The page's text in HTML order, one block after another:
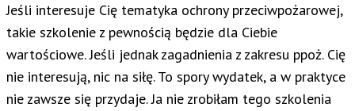
Jeśli interesuje Cię tematyka ochrony przeciwpożarowej,
takie szkolenie z pewnością będzie dla Ciebie
wartościowe. Jeśli jednak zagadnienia z zakresu ppoż. Cię
nie interesują, nic na siłę. To spory wydatek, a w praktyce
nie zawsze się przydaje. Ja nie zrobiłam tego szkolenia